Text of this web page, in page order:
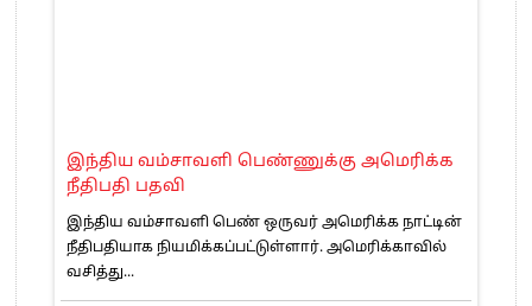
இந்திய வம்சாவளி பெண்ணுக்கு அமெரிக்க
நீதிபதி பதவி
இந்திய வம்சாவளி பெண் ஒருவர் அமெரிக்க நாட்டின்
நீதிபதியாக நியமிக்கப்பட்டுள்ளார். அமெரிக்காவில்
வசித்து...